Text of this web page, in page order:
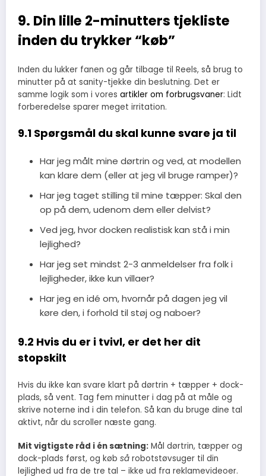
9. Din lille 2-minutters tjekliste
inden du trykker “køb”
Inden du lukker fanen og går tilbage til Reels, så brug to
minutter på at sanity-tjekke din beslutning. Det er
samme logik som i vores artikler om forbrugsvaner: Lidt
forberedelse sparer meget irritation.
9.1 Spørgsmål du skal kunne svare ja til
Har jeg målt mine dørtrin og ved, at modellen
kan klare dem (eller at jeg vil bruge ramper)?
Har jeg taget stilling til mine tæpper: Skal den
op på dem, udenom dem eller delvist?
Ved jeg, hvor docken realistisk kan stå i min
lejlighed?
Har jeg set mindst 2-3 anmeldelser fra folk i
lejligheder, ikke kun villaer?
Har jeg en idé om, hvornår på dagen jeg vil
køre den, i forhold til støj og naboer?
9.2 Hvis du er i tvivl, er det her dit
stopskilt
Hvis du ikke kan svare klart på dørtrin + tæpper + dock-
plads, så vent. Tag fem minutter i dag på at måle og
skrive noterne ind i din telefon. Så kan du bruge dine tal
aktivt, når du scroller næste gang.
Mit vigtigste råd i én sætning: Mål dørtrin, tæpper og
dock-plads først, og køb så robotstøvsuger til din
lejlighed ud fra de tre tal – ikke ud fra reklamevideoer.